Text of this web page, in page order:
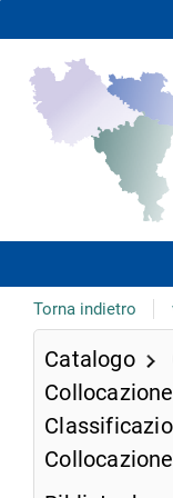
Torna indietro
Catalogo
Collocazione
Collocazione